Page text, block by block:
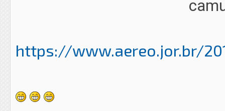
https://www.aereo.jor.br/